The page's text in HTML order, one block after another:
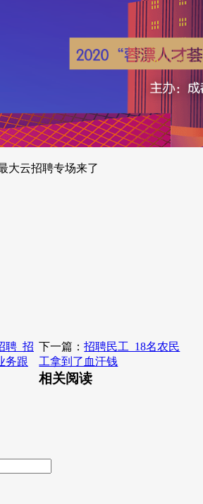
大云招聘专场来了
聘_招
务跟
下一篇：招聘民工_18名农民
工拿到了血汗钱
相关阅读